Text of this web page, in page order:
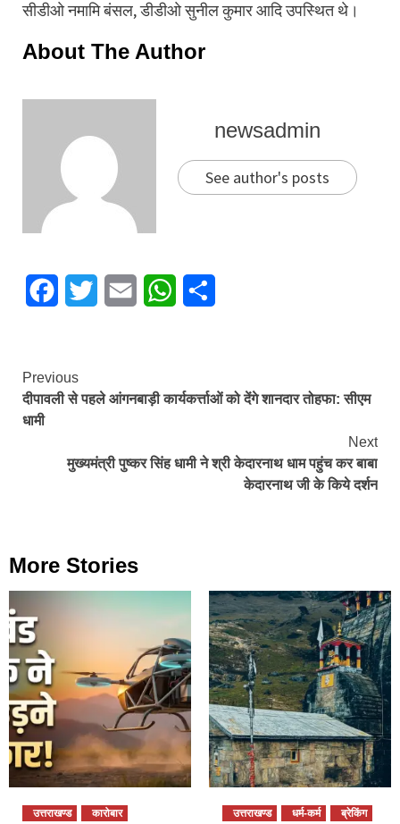
सीडीओ नमामि बंसल, डीडीओ सुनील कुमार आदि उपस्थित थे।
About The Author
newsadmin
See author's posts
FacebookTwitter Email WhatsApp
Continue
Reading
Previous
दीपावली से पहले आंगनबाड़ी कार्यकर्त्ताओं को देंगे शानदार तोहफा: सीएम
धामी
Next
मुख्यमंत्री पुष्कर सिंह धामी ने श्री केदारनाथ धाम पहुंच कर बाबा
केदारनाथ जी के किये दर्शन
More Stories
उत्तराखण्ड
कारोबार
उत्तराखण्ड धर्म-कर्म ब्रेकिंग